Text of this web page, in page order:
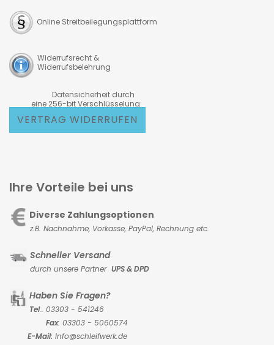
Online Streitbeilegungsplattform
Widerrufsrecht &
Widerrufsbelehrung
Datensicherheit durch
eine 256-bit Verschlüsselung
VERTRAG WIDERRUFEN
Ihre Vorteile bei uns
Diverse Zahlungsoptionen
z.B. Nachnahme, Vorkasse, PayPal, Rechnung etc.
Schneller Versand
durch unsere Partner UPS & DPD
Haben Sie Fragen?
Tel.: 03303 - 541246
Fax: 03303 - 5060574
E-Mail: Info@schleifwerk.de